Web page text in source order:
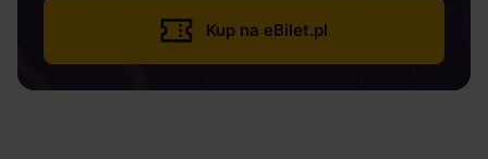
Kup na eBilet.pl